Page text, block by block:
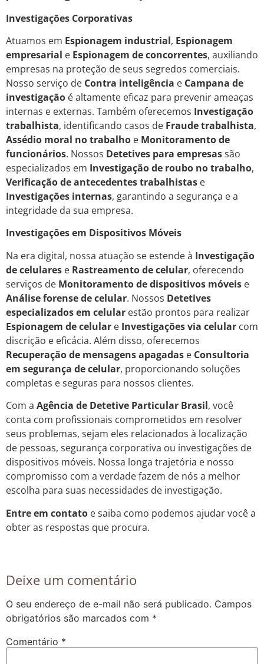
Investigações Corporativas
Atuamos em Espionagem industrial, Espionagem
empresarial e Espionagem de concorrentes, auxiliando
empresas na proteção de seus segredos comerciais.
Nosso serviço de Contra inteligência e Campana de
investigação é altamente eficaz para prevenir ameaças
internas e externas. Também oferecemos Investigação
trabalhista, identificando casos de Fraude trabalhista,
Assédio moral no trabalho e Monitoramento de
funcionários. Nossos Detetives para empresassão
especializados em Investigação de roubo no trabalho,
Verificação de antecedentes trabalhistas e
Investigações internas, garantindo a segurança e a
integridade da sua empresa.
Investigações em Dispositivos Móveis
Na era digital, nossa atuação se estende à Investigação
de celulares e Rastreamento de celular, oferecendo
serviços de Monitoramento de dispositivos móveis e
Análise forense de celular. Nossos Detetives
especializados em celular estão prontos para realizar
Espionagem de celular e Investigações via celular com
discrição e eficácia. Além disso, oferecemos
Recuperação de mensagens apagadas e Consultoria
em segurança de celular, proporcionando soluções
completas e seguras para nossos clientes.
Com a Agência de Detetive Particular Brasil, você
conta com profissionais comprometidos em resolver
seus problemas, sejam eles relacionados à localização
de pessoas, segurança corporativa ou investigações de
dispositivos móveis. Nossa longa trajetória e nosso
compromisso com a verdade fazem de nós a melhor
escolha para suas necessidades de investigação.
Entre em contato e saiba como podemos ajudar você a
obter as respostas que procura.
Deixe um comentário
O seu endereço de e-mail não será publicado. Campos
obrigatórios são marcados com *
Comentário *